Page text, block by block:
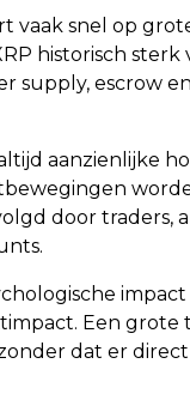
vaak snel op
historisch sterk
supply, escrow
aanzienlijke
door traders,
Een grote
dat er direct